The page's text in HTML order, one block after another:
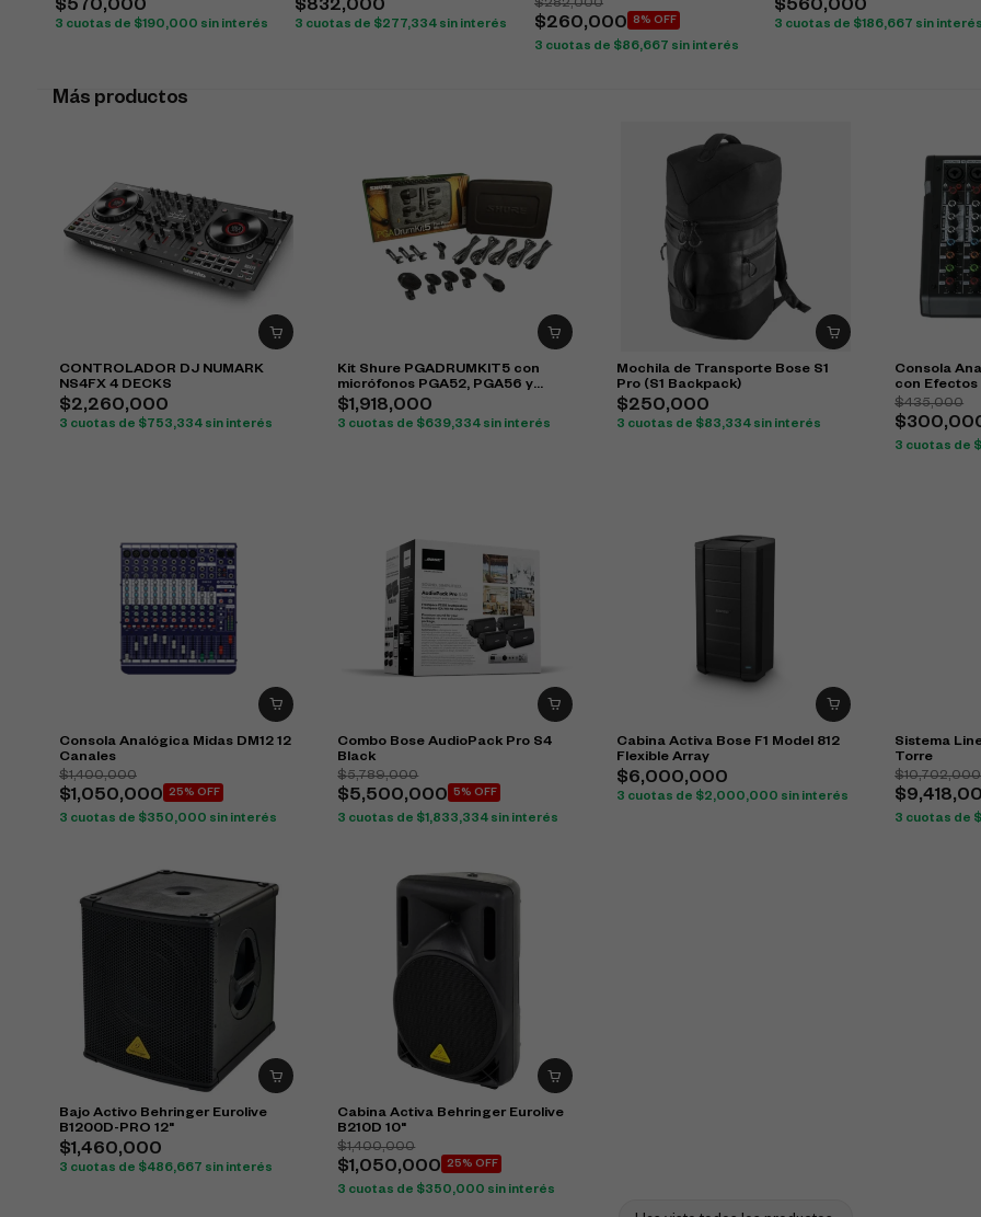
$570,000
3 cuotas de $190,000 sin interés
$832,000
3 cuotas de $277,334sin interés
$282,000
$260,000 8% OFF
3 cuotas de $86,667 sin interés
$560,000
3 cuotas de $186,667 sin interés
Más productos
CONTROLADOR DJ NUMARK
NS4FX 4 DECKS
$2,260,000
3 cuotas de $ 753,334 sin interés
Kit Shure PGADRUMKIT5 con
micrófonos PGA52, PGA56 y
PGA57 para batería
$1,918,000
3 cuotas de $639,334 sin interés
Mochila de Transporte Bose S1
Pro (S1 Backpack)
$250,000
3 cuotas de $83,334sin interés
Consola
con Efectos
$435,000
$
3 cuotas de $
Consola Analógica Midas DM12 12
Canales
$1,400,000
$1,050,000 25% OFF
3 cuotas de $350,000 sin interés
Combo Bose AudioPack Pro S4
Black
$5,789,000
$5,500,000 5% OFF
3 cuotas de $1,833,334 sin interés
Cabina Activa Bose F1 Model 812
Flexible Array
$6,000,000
3 cuotas de $2,000,000 sin interés
Sistema
Torre
$10,702,000
$
3 cuotas de $
Bajo Activo Behringer Eurolive
B1200D-PRO 12"
$1,460,000
3 cuotas de $486,667 sin interés
Cabina Activa Behringer Eurolive
B210D 10"
$1,400,000
$1,050,000 25% OFF
3 cuotas de $350,000 sin interés